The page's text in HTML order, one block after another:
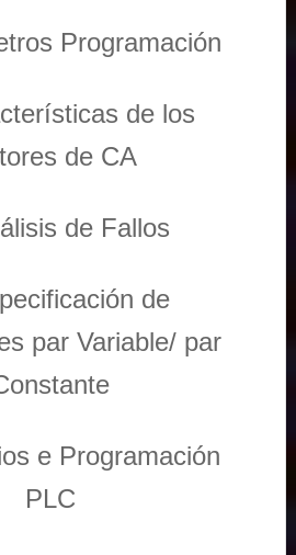
Programación
de los
de CA
de Fallos
de
par Variable/ par
e Programación
PLC